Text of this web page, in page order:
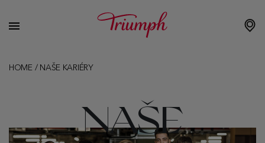
HOME/ NAŠE KARIÉRY
NAŠE